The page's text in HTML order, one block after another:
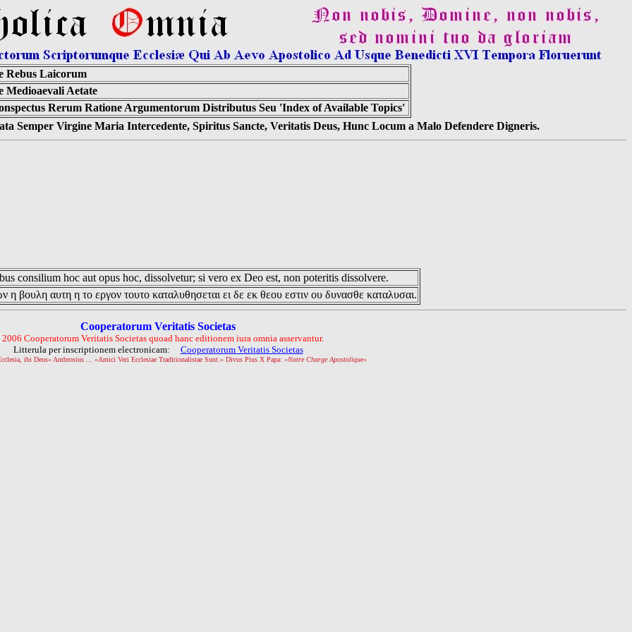
Rebus Laicorum
Medioaevali Aetate
Rerum Ratione Argumentorum Distributus Seu 'Index of Available Topics'
Semper Virgine Maria Intercedente, Spiritus Sancte, Veritatis Deus, Hunc Locum a Malo Defendere Digneris.
consilium hoc aut opus hoc, dissolvetur; si vero ex Deo est, non poteritis dissolvere.
η βουλη αυτη η το εργον τουτο καταλυθησεται ει δε εκ θεου εστιν ου δυνασθε καταλυσαι.
Cooperatorum Veritatis Societas
Cooperatorum Veritatis Societas quoad hanc editionem iura omnia asservantur.
Litterula per inscriptionem electronicam: Cooperatorum Veritatis Societas
ibi Deus» Ambrosius ... «Amici Veri Ecclesiae Traditionalistae Sunt.» Divus Pius X Papa: «Notre Charge Apostolique»